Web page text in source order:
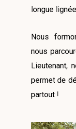
longue
Nous
nous
Lieutenant,
permet de
partout !